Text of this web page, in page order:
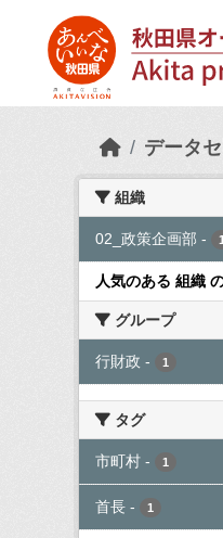
データ
組織
02_政策企画部 - 1
人気のある 組織
グループ
行財政 - 1
タグ
市町村 - 1
首長 - 1